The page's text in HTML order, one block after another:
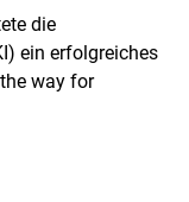
die
ein erfolgreiches
way for